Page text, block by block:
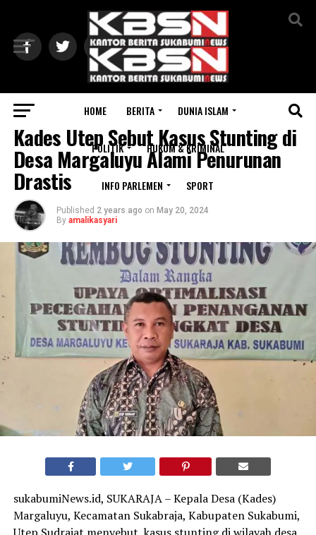
HOME BERITA DUNIA ISLAM
POLITIK HUKUM & KRIMINAL
INFO PARLEMEN SPORT
SUKABUMI
Kades Utep Sebut Kasus Stunting di
Desa Margaluyu Alami Penurunan
Drastis
Published 2 years ago on May 20, 2024
By amalikasyari
sukabumiNews.id, SUKARAJA – Kepala Desa (Kades)
Margaluyu, Kecamatan Sukabraja, Kabupaten Sukabumi,
Exit mobile version